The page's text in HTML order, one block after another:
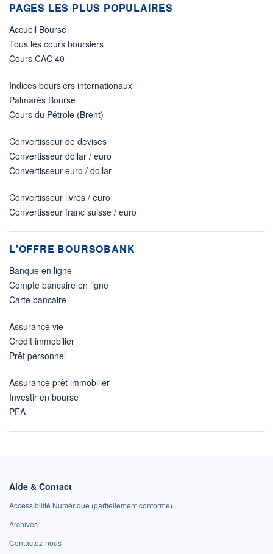
PAGES LES PLUS POPULAIRES
Accueil Bourse
Tous les cours boursiers
Cours CAC 40
Indices boursiers internationaux
Palmarès Bourse
Cours du Pétrole (Brent)
Convertisseur de devises
Convertisseur dollar / euro
Convertisseur euro / dollar
Convertisseur livres / euro
Convertisseur franc suisse / euro
L'OFFRE BOURSOBANK
Banque en ligne
Compte bancaire en ligne
Carte bancaire
Assurance vie
Crédit immobilier
Prêt personnel
Assurance prêt immobilier
Investir en bourse
PEA
Aide & Contact
Accessibilité Numérique (partiellement conforme)
Archives
Contactez-nous